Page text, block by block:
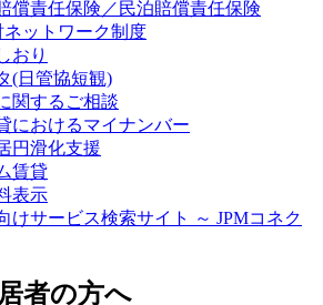
償責任保険／民泊賠償責任保険
ネットワーク制度
おり
(日管協短観)
関するご相談
におけるマイナンバー
円滑化支援
賃貸
表示
けサービス検索サイト ～ JPMコネク
者の方へ